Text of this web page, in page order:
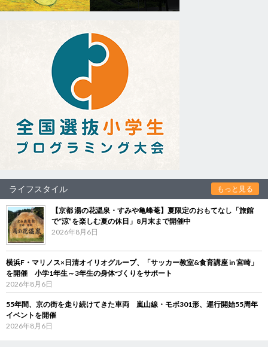
ライフスタイル もっと見る
【京都 湯の花温泉・すみや亀峰菴】夏限定のおもてなし「旅館
で“涼”を楽しむ夏の休日」8月末まで開催中
2026年8月6日
横浜F・マリノス×日清オイリオグループ、「サッカー教室&食育講座 in 宮崎」
を開催 小学1年生～3年生の身体づくりをサポート
2026年8月6日
55年間、京の街を走り続けてきた車両 嵐山線・モボ301形、運行開始55周年
イベントを開催
2026年8月6日